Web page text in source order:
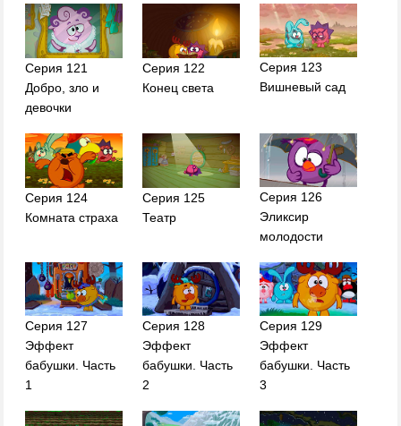
Серия 121
Добро, зло и
девочки
Серия 122
Конец света
Серия 123
Вишневый сад
Серия 124
Комната страха
Серия 125
Театр
Серия 126
Эликсир
молодости
Серия 127
Эффект
бабушки. Часть
1
Серия 128
Эффект
бабушки. Часть
2
Серия 129
Эффект
бабушки. Часть
3